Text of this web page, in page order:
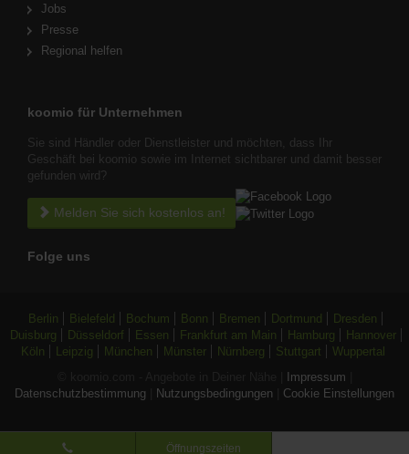
Öffnungszeiten
Jobs
Presse
Regional helfen
koomio für Unternehmen
Sie sind Händler oder Dienstleister und möchten, dass Ihr
Geschäft bei koomio sowie im Internet sichtbarer und damit besser
gefunden wird?
Melden Sie sich kostenlos an!
Folge uns
Berlin Bielefeld Bochum Bonn Bremen Dortmund
Dresden
Duisburg
Düsseldorf Essen Frankfurt am Main Hamburg
Hannover
Köln
Leipzig München Münster Nürnberg Stuttgart
Wuppertal
Impressum
Datenschutzbestimmung
Nutzungsbedingungen Cookie Einstellungen